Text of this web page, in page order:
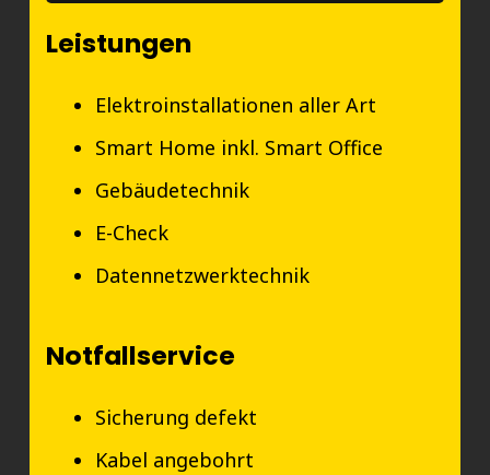
Leistungen
Elektroinstallationen aller Art
Smart Home inkl. Smart Office
Gebäudetechnik
E-Check
Datennetzwerktechnik
Notfallservice
Sicherung defekt
Kabel angebohrt